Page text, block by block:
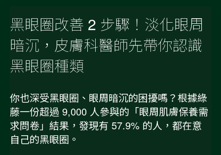
黑眼圈改善 2 步驟！淡化眼周
暗沉，皮膚科醫師先帶你認識
黑眼圈種類
你也深受黑眼圈、眼周暗沉的困擾嗎？根據綠
藤一份超過 9,000 人參與的「眼周肌膚保養需
求問卷」結果，發現有 57.9% 的人，都在意
自己的黑眼圈。